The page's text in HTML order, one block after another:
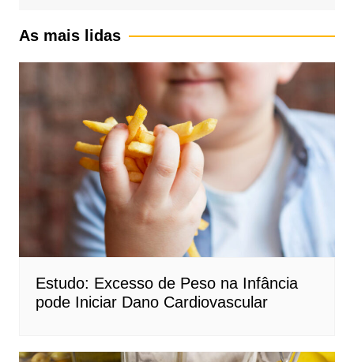
As mais lidas
Estudo: Excesso de Peso na Infância
pode Iniciar Dano Cardiovascular